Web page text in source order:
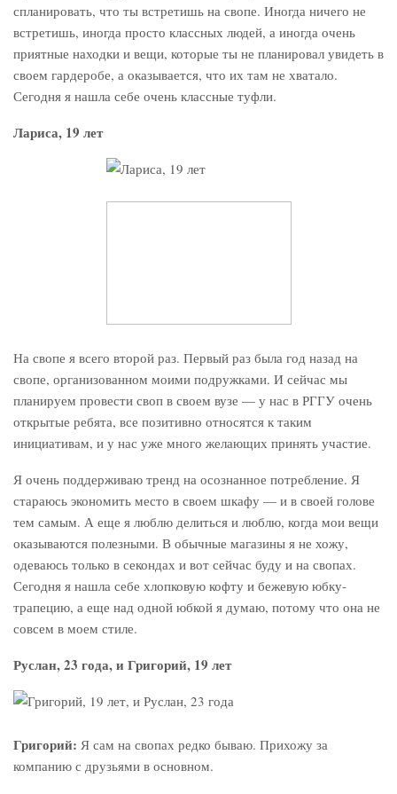
спланировать, что ты встретишь на свопе. Иногда ничего не
встретишь, иногда просто классных людей, а иногда очень
приятные находки и вещи, которые ты не планировал увидеть в
своем гардеробе, а оказывается, что их там не хватало.
Сегодня я нашла себе очень классные туфли.
Лариса, 19 лет
На свопе я всего второй раз. Первый раз была год назад на
свопе, организованном моими подружками. И сейчас мы
планируем провести своп в своем вузе — у нас в РГГУ очень
открытые ребята, все позитивно относятся к таким
инициативам, и у нас уже много желающих принять участие.
Я очень поддерживаю тренд на осознанное потребление. Я
стараюсь экономить место в своем шкафу — и в своей голове
тем самым. А еще я люблю делиться и люблю, когда мои вещи
оказываются полезными. В обычные магазины я не хожу,
одеваюсь только в секондах и вот сейчас буду и на свопах.
Сегодня я нашла себе хлопковую кофту и бежевую юбку-
трапецию, а еще над одной юбкой я думаю, потому что она не
совсем в моем стиле.
Руслан, 23 года, и Григорий, 19 лет
Григорий: Я сам на свопах редко бываю. Прихожу за
компанию с друзьями в основном.